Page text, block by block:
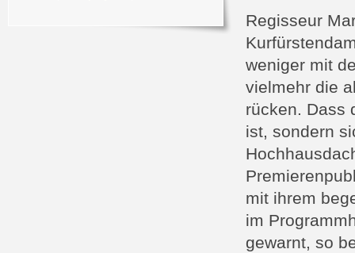
Regisseur
weniger mit
vielmehr die
rücken. Dass
ist, sondern
mit ihrem
im
gewarnt, so